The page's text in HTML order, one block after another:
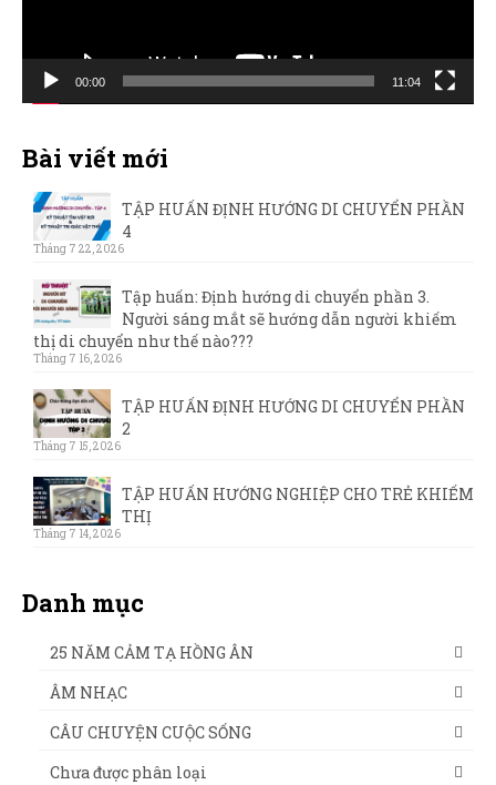
00:00 11:04
Bài viết mới
TẬP HUẤN ĐỊNH HƯỚNG DI CHUYỂN PHẦN
4
Tháng 7 22, 2026
Tập huấn: Định hướng di chuyển phần 3.
Người sáng mắt sẽ hướng dẫn người khiếm
thị di chuyển như thế nào???
Tháng 7 16, 2026
TẬP HUẤN ĐỊNH HƯỚNG DI CHUYỂN PHẦN
2
Tháng 7 15, 2026
TẬP HUẤN HƯỚNG NGHIỆP CHO TRẺ KHIẾM
THỊ
Tháng 7 14, 2026
Danh mục
25 NĂM CẢM TẠ HỒNG ÂN
ÂM NHẠC
CÂU CHUYỆN CUỘC SỐNG
Chưa được phân loại